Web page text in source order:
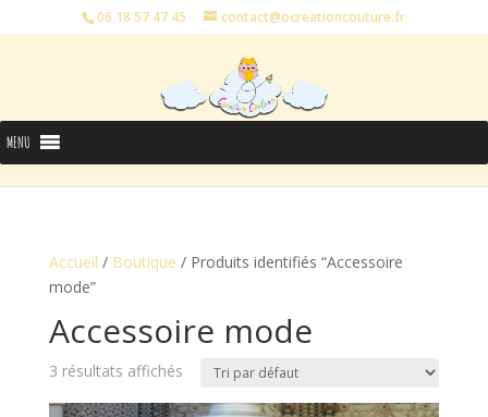
06 18 57 47 45 contact@ocreationcouture.fr
MENU
Accueil / Boutique / Produits identifiés “Accessoire
mode”
Accessoire mode
3 résultats affichés